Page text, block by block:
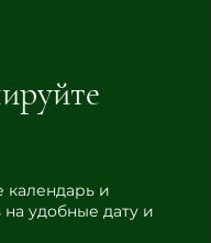
календарь и
удобные дату и